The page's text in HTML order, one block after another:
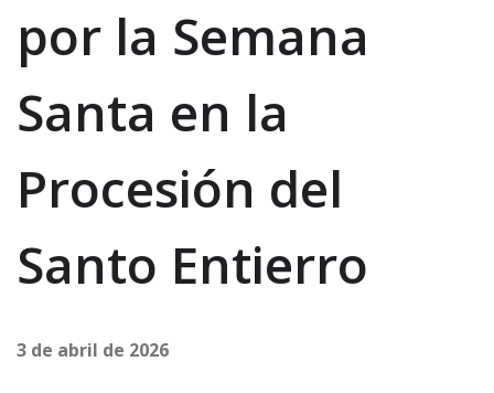
por la Semana
Santa en la
Procesión del
Santo Entierro
3 de abril de 2026